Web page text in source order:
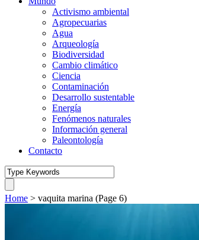
Activismo ambiental
Agropecuarias
Agua
Arqueología
Biodiversidad
Cambio climático
Ciencia
Contaminación
Desarrollo sustentable
Energía
Fenómenos naturales
Información general
Paleontología
Contacto
Home > vaquita marina (Page 6)